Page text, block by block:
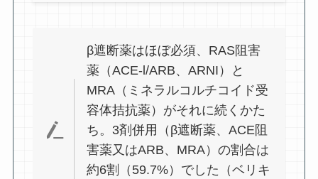
β遮断薬はほぼ必須、RAS阻害
薬（ACE-l/ARB、ARNI）と
MRA（ミネラルコルチコイド受
容体拮抗薬）がそれに続くかた
ち。3剤併用（β遮断薬、ACE阻
害薬又はARB、MRA）の割合は
約6割（59.7%）でした（ベリキ